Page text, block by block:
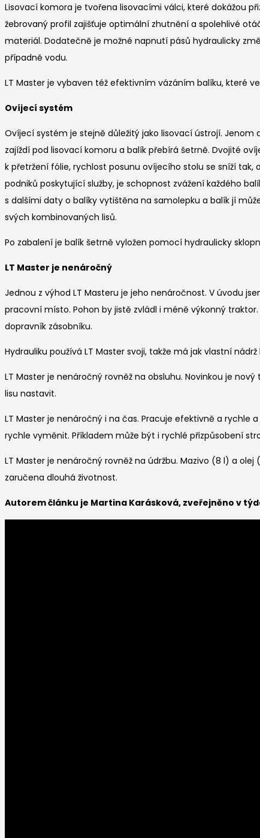
Lisovací komora je tvořena lisovacími válci, které dokážou
žebrovaný profil zajišťuje optimální zhutnění a spolehlivé
materiál. Dodatečně je možné napnutí pásů hydraulicky
případně vodu.
LT Master je vybaven též efektivním vázáním balíku, které
Ovíjecí systém
Ovíjecí systém je stejně důležitý jako lisovací ústrojí.
zajíždí pod lisovací komoru a balík přebírá šetrně. Dvojité
k přetržení fólie, rychlost posunu ovíjecího stolu se sníží
podniků poskytující služby, je schopnost zvážení každého
s dalšími daty o balíky vytištěna na samolepku a balík jí
svých kombinovaných lisů.
Po zabalení je balík šetrně vyložen pomocí hydraulicky
LT Master je nenáročný
Jednou z výhod LT Masteru je jeho nenáročnost. V úvodu
pracovní místo. Pohon by jistě zvládl i méně výkonný
dopravník zásobníku.
Hydrauliku používá LT Master svoji, takže má jak vlastní
LT Master je nenáročný rovněž na obsluhu. Novinkou je
lisu nastavit.
LT Master je nenáročný i na čas. Pracuje efektivně a
rychle vyměnit. Příkladem může být i rychlé přizpůsobení
LT Master je nenáročný rovněž na údržbu. Mazivo (8 l) a
zaručena dlouhá životnost.
Autorem článku je Martina Karásková, zveřejněno v